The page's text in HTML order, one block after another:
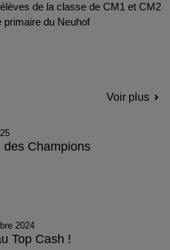
de la classe de CM1 et CM2
primaire du Neuhof
Voir plus
des Champions
2024
Top Cash !